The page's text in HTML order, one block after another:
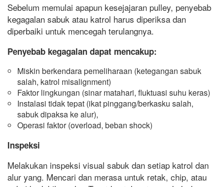
Sebelum memulai apapun kesejajaran pulley, penyebab
kegagalan sabuk atau katrol harus diperiksa dan
diperbaiki untuk mencegah terulangnya.
Penyebab kegagalan dapat mencakup:
Miskin berkendara pemeliharaan (ketegangan sabuk
salah, katrol misalignment)
Faktor lingkungan (sinar matahari, fluktuasi suhu keras)
Instalasi tidak tepat (ikat pinggang/berkasku salah,
sabuk dipaksa ke alur),
Operasi faktor (overload, beban shock)
Inspeksi
Melakukan inspeksi visual sabuk dan setiap katrol dan
alur yang. Mencari dan merasa untuk retak, chip, atau